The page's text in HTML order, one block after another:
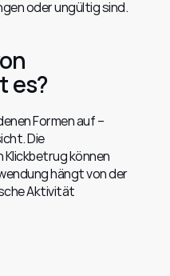
oder ungültig sind.
es?
Formen auf –
Die
können
hängt von der
Aktivität